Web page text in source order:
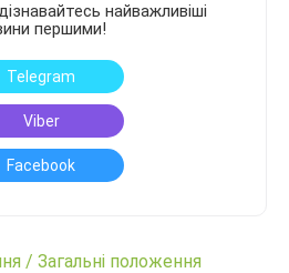
найважливіші
першими!
Telegram
Viber
Facebook
/ Загальні положення